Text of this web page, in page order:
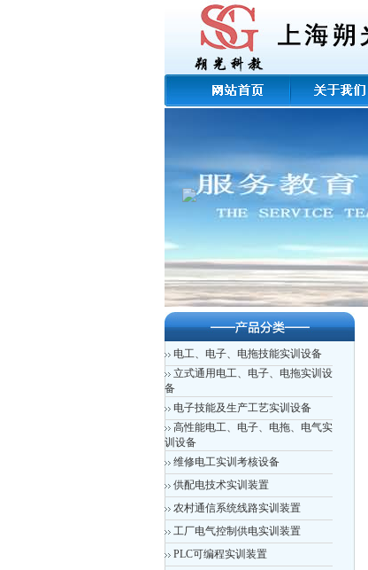
电工、电子、电拖技能实训设备
立式通用电工、电子、电拖实训设
备
电子技能及生产工艺实训设备
高性能电工、电子、电拖、电气实
训设备
维修电工实训考核设备
供配电技术实训装置
农村通信系统线路实训装置
工厂电气控制供电实训装置
PLC可编程实训装置